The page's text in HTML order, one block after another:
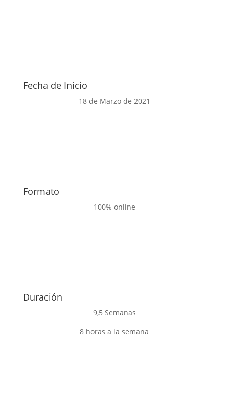
Fecha de Inicio
18 de Marzo de 2021
Formato
100% online
Duración
9,5 Semanas
8 horas a la semana